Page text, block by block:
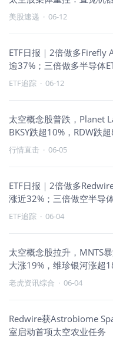
美股速递 · 06-12
ETF日报｜2倍做多Firefly
逾37%；三倍做多半导体
风格领跑
ETF追踪 · 06-12
太空概念股普跌，Planet
BKSY跌超10%，RDW跌
行情直击 · 06-05
ETF日报｜2倍做多
涨近32%；三倍做空半导
融与地产走强
ETF追踪 · 06-04
太空概念股拉升，MNTS
大涨19%，维珍银河涨超
老虎资讯综合 · 06-04
Redwire获Astrobiome
室启动首项太空农业任务